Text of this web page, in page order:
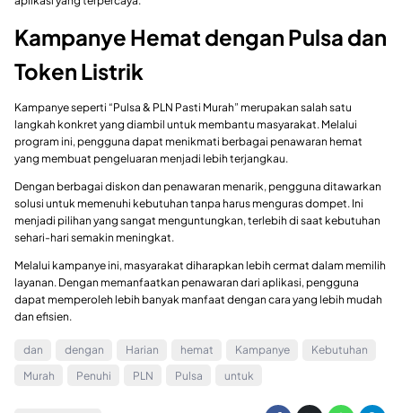
Kampanye Hemat dengan Pulsa dan
Token Listrik
Kampanye seperti “Pulsa & PLN Pasti Murah” merupakan salah satu
langkah konkret yang diambil untuk membantu masyarakat. Melalui
program ini, pengguna dapat menikmati berbagai penawaran hemat
yang membuat pengeluaran menjadi lebih terjangkau.
Dengan berbagai diskon dan penawaran menarik, pengguna ditawarkan
solusi untuk memenuhi kebutuhan tanpa harus menguras dompet. Ini
menjadi pilihan yang sangat menguntungkan, terlebih di saat kebutuhan
sehari-hari semakin meningkat.
Melalui kampanye ini, masyarakat diharapkan lebih cermat dalam memilih
layanan. Dengan memanfaatkan penawaran dari aplikasi, pengguna
dapat memperoleh lebih banyak manfaat dengan cara yang lebih mudah
dan efisien.
dan dengan Harian hemat Kampanye
Kebutuhan
Murah
Penuhi PLN Pulsa untuk